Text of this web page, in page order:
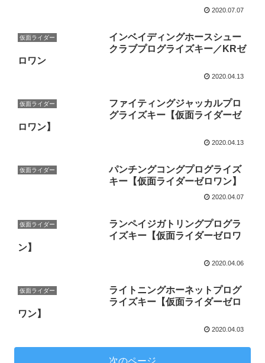
2020.07.07
仮面ライダー
インベイディングホースシュー
クラブプログライズキー／KRゼ
ロワン
2020.04.13
仮面ライダー
ファイティングジャッカルプロ
グライズキー【仮面ライダーゼ
ロワン】
2020.04.13
仮面ライダー
パンチングコングプログライズ
キー【仮面ライダーゼロワン】
2020.04.07
仮面ライダー
ランペイジガトリングプログラ
イズキー【仮面ライダーゼロワ
ン】
2020.04.06
仮面ライダー
ライトニングホーネットプログ
ライズキー【仮面ライダーゼロ
ワン】
2020.04.03